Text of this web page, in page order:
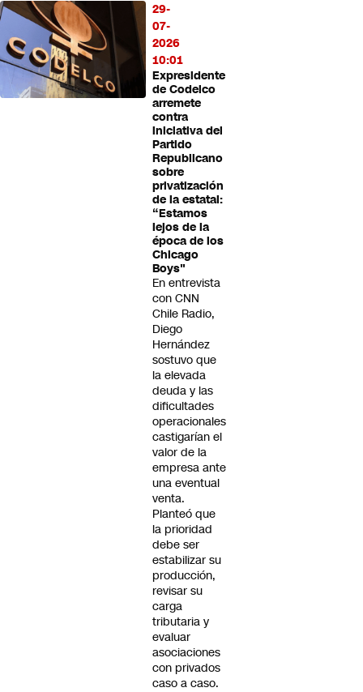
29-
07-
2026
10:01
Expresidente
de Codelco
arremete
contra
iniciativa del
Partido
Republicano
sobre
privatización
de la estatal:
“Estamos
lejos de la
época de los
Chicago
Boys"
En entrevista
con CNN
Chile Radio,
Diego
Hernández
sostuvo que
la elevada
deuda y las
dificultades
operacionales
castigarían el
valor de la
empresa ante
una eventual
venta.
Planteó que
la prioridad
debe ser
estabilizar su
producción,
revisar su
carga
tributaria y
evaluar
asociaciones
con privados
caso a caso.